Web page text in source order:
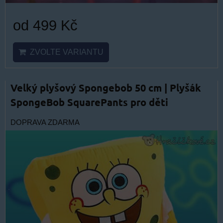
od 499 Kč
ZVOLTE VARIANTU
Velký plyšový Spongebob 50 cm | Plyšák
SpongeBob SquarePants pro děti
DOPRAVA ZDARMA